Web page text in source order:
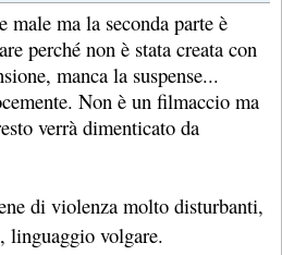
ma la seconda parte è
perché non è stata creata con
manca la suspense...
Non è un filmaccio ma
verrà dimenticato da
di violenza molto disturbanti,
linguaggio volgare.